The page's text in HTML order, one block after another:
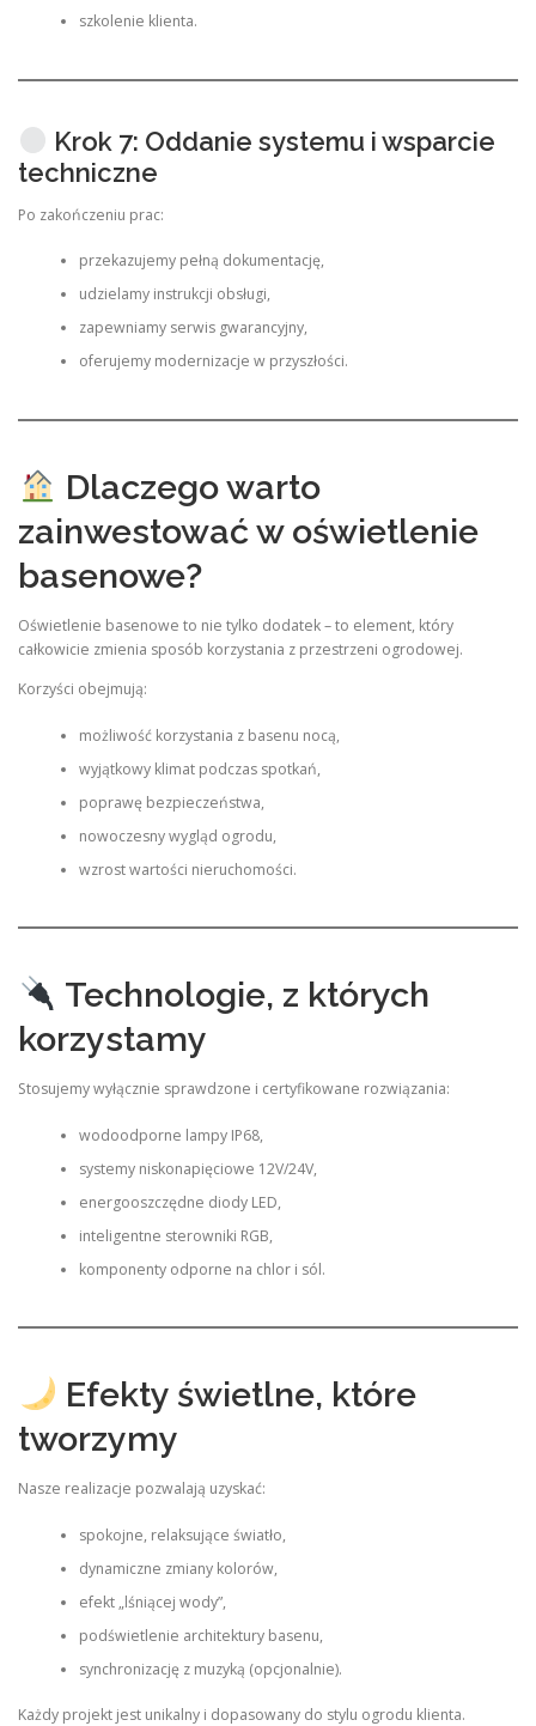
szkolenie klienta.
Krok 7: Oddanie systemu i wsparcie
techniczne
Po zakończeniu prac:
przekazujemy pełną dokumentację,
udzielamy instrukcji obsługi,
zapewniamy serwis gwarancyjny,
oferujemy modernizacje w przyszłości.
Dlaczego warto
zainwestować w oświetlenie
basenowe?
Oświetlenie basenowe to nie tylko dodatek – to element, który
całkowicie zmienia sposób korzystania z przestrzeni ogrodowej.
Korzyści obejmują:
możliwość korzystania z basenu nocą,
wyjątkowy klimat podczas spotkań,
poprawę bezpieczeństwa,
nowoczesny wygląd ogrodu,
wzrost wartości nieruchomości.
Technologie, z których
korzystamy
Stosujemy wyłącznie sprawdzone i certyfikowane rozwiązania:
wodoodporne lampy IP68,
systemy niskonapięciowe 12V/24V,
energooszczędne diody LED,
inteligentne sterowniki RGB,
komponenty odporne na chlor i sól.
Efekty świetlne, które
tworzymy
Nasze realizacje pozwalają uzyskać:
spokojne, relaksujące światło,
dynamiczne zmiany kolorów,
efekt „lśniącej wody”,
podświetlenie architektury basenu,
synchronizację z muzyką (opcjonalnie).
Każdy projekt jest unikalny i dopasowany do stylu ogrodu klienta.